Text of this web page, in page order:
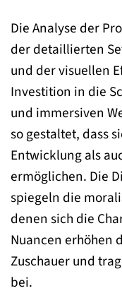
Die Analyse der
der detaillierten
und der visuellen
Investition in die
und immersiven
so gestaltet, dass
Entwicklung als
ermöglichen. Die
spiegeln die
denen sich die
Nuancen erhöhen
Zuschauer und
bei.